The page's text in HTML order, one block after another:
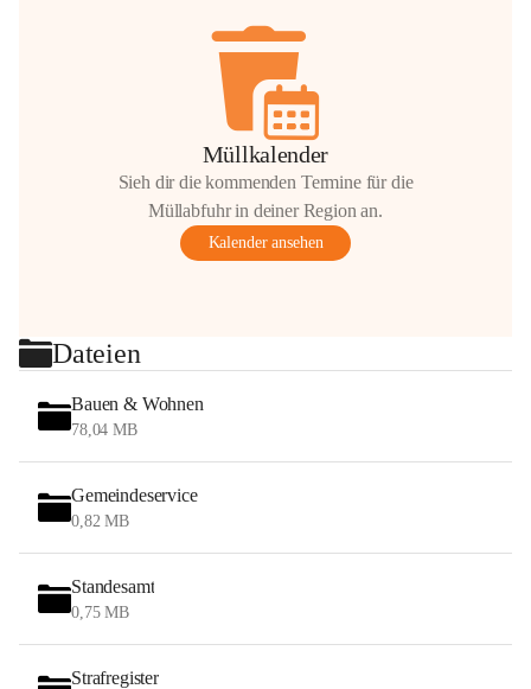
Müllkalender
Sieh dir die kommenden Termine für die
Müllabfuhr in deiner Region an.
Kalender ansehen
Dateien
Bauen & Wohnen
78,04 MB
Gemeindeservice
0,82 MB
Standesamt
0,75 MB
Strafregister